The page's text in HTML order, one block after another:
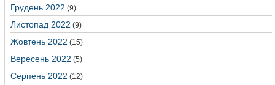
Грудень 2022 (9)
Листопад 2022 (9)
Жовтень 2022 (15)
Вересень 2022 (5)
Серпень 2022 (12)